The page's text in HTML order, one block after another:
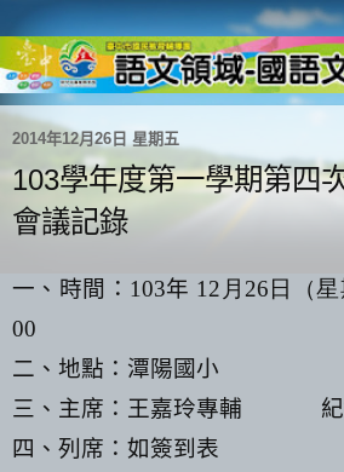
2014年12月26日 星期五
103學年度第一學期第四
會議記錄
一、時間： 103年 12 月26日 （
00
二、地點：潭陽國小
三、主席：王嘉玲專輔
四、列席：如簽到表